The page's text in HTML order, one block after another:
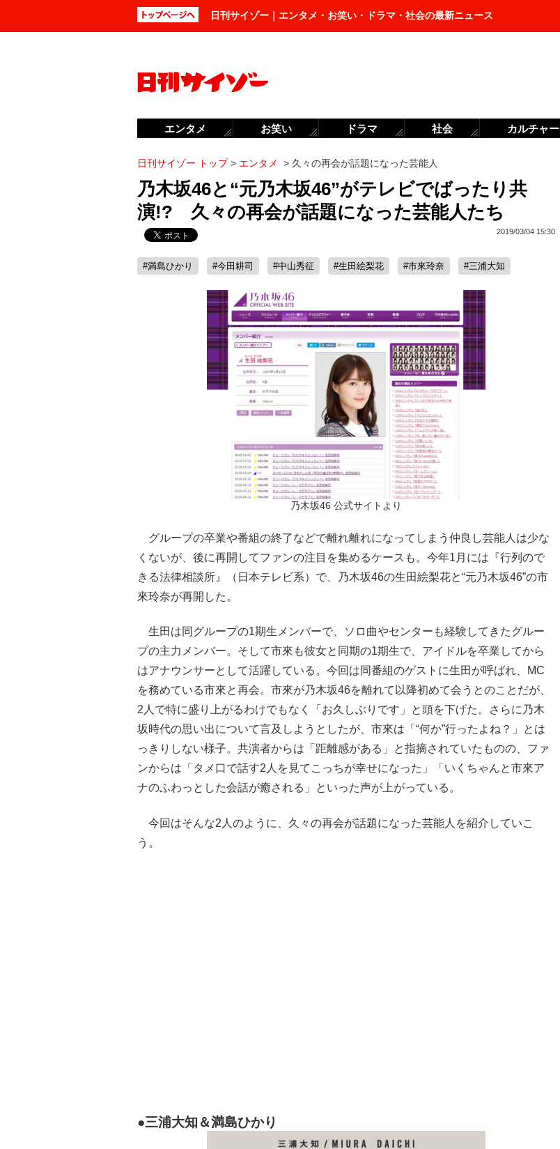
日刊サイゾー｜エンタメ・お笑い・ドラマ・社会の最新ニュース
日刊サイゾー トップ> エンタメ > 久々の再会が話題になった芸能人
乃木坂46と“元乃木坂46”がテレビでばったり共
演!? 久々の再会が話題になった芸能人たち
2019/03/04 15:30
#満島ひかり #今田耕司 #中山秀征 #生田絵梨花 #市來玲奈 #三浦大知
乃木坂46 公式サイトより
グループの卒業や番組の終了などで離れ離れになってしまう仲良し芸能人は少な
くないが、後に再開してファンの注目を集めるケースも。今年1月には『行列ので
きる法律相談所』（日本テレビ系）で、乃木坂46の生田絵梨花と“元乃木坂46”の市
來玲奈が再開した。
生田は同グループの1期生メンバーで、ソロ曲やセンターも経験してきたグルー
プの主力メンバー。そして市來も彼女と同期の1期生で、アイドルを卒業してから
はアナウンサーとして活躍している。今回は同番組のゲストに生田が呼ばれ、MC
を務めている市來と再会。市來が乃木坂46を離れて以降初めて会うとのことだが、
2人で特に盛り上がるわけでもなく「お久しぶりです」と頭を下げた。さらに乃木
坂時代の思い出について言及しようとしたが、市來は「“何か”行ったよね？」とは
っきりしない様子。共演者からは「距離感がある」と指摘されていたものの、ファ
ンからは「タメ口で話す2人を見てこっちが幸せになった」「いくちゃんと市來ア
ナのふわっとした会話が癒される」といった声が上がっている。
今回はそんな2人のように、久々の再会が話題になった芸能人を紹介していこ
う。
●三浦大知＆満島ひかり
エンタメ お笑い ドラマ 社会 カルチャー